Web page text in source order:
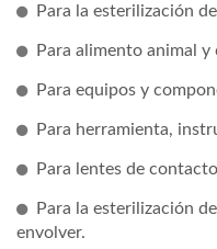
Para la esterilización
Para alimento animal y
Para equipos y
Para herramienta,
Para lentes de
Para la esterilización
envolver.